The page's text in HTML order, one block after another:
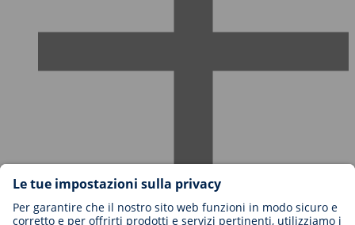
Carriere in BIOTRONIK